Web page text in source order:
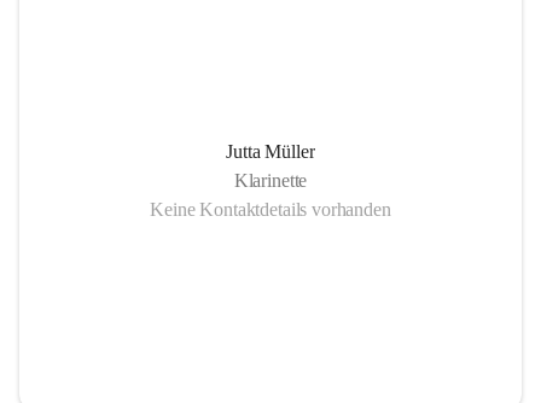
Jutta Müller
Klarinette
Keine Kontaktdetails vorhanden